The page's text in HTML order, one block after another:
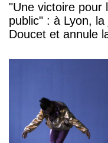
"Une victoire pour
public" : à Lyon,
Doucet et annule